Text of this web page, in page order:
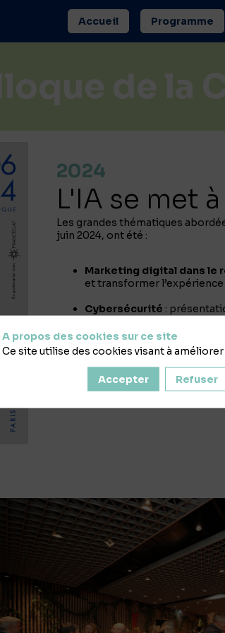
Accueil Programme
2024
L'IA se met
Les grandes thématiques
Marketing digital dans le
et transformer
Cybersécurité :
Optimisation des
Cas industriels concrets
A propos des cookies sur ce site
Ce site utilise des cookies visant à
Accepter Refuser